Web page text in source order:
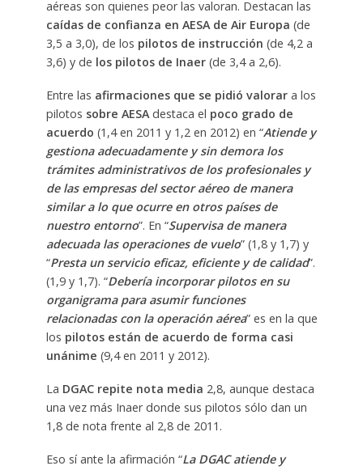
aéreas son quienes peor las valoran. Destacan las
caídas de confianza en AESA de Air Europa (de
3,5 a 3,0), de los pilotos de instrucción (de 4,2 a
3,6) y de los pilotos de Inaer(de 3,4 a 2,6).
Entre las afirmaciones que se pidió valorara los
pilotos sobre AESAdestaca el poco grado de
acuerdo (1,4 en 2011 y 1,2 en 2012) en “Atiende y
gestiona adecuadamente y sin demora los
trámites administrativos de los profesionales y
de las empresas del sector aéreo de manera
similar a lo que ocurre en otros países de
nuestro entorno”. En “Supervisa de manera
adecuada las operaciones de vuelo” (1,8 y 1,7) y
“Presta un servicio eficaz, eficiente y de calidad”.
(1,9 y 1,7). “Debería incorporar pilotos en su
organigrama para asumir funciones
relacionadas con la operación aérea” es en la que
los pilotos están de acuerdo de forma casi
unánime (9,4 en 2011 y 2012).
La DGAC repite nota media 2,8, aunque destaca
una vez más Inaer donde sus pilotos sólo dan un
1,8 de nota frente al 2,8 de 2011.
Eso sí ante la afirmación “La DGAC atiende y